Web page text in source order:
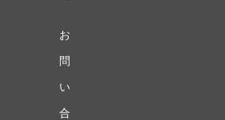
お
問
い
合